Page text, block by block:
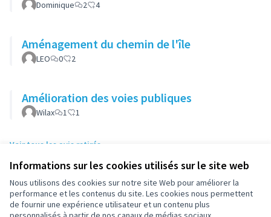
Informations sur les cookies utilisés sur le site web
Nous utilisons des cookies sur notre site Web pour améliorer la
performance et les contenus du site. Les cookies nous permettent
de fournir une expérience utilisateur et un contenu plus
Dominique 2 4
Aménagement du chemin de l'île
LEO 0 2
Amélioration des voies publiques
Wilax 1 1
Voir tous les avis retirés
Conditions d'utilisation
Paramètres des cookies
participez.nanterre.fr sur X
participez.nanterre.fr sur Facebook
participez.nanterre.fr sur Instagram
participez.nanterre.fr sur YouTube
participez.nanterre.fr sur GitHub